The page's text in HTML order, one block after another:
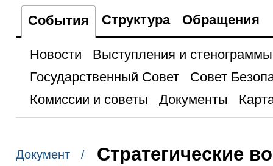
События Структура Обращения
Новости
Выступления и стенограммы
Государственный Совет
Совет
Комиссии и советы
Документы
Документ / Стратегические